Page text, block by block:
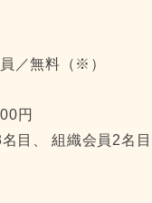
／無料（※）
円
目、 組織会員2名目